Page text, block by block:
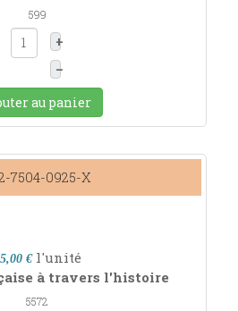
599
+
–
au panier
€ l'unité
à travers l'histoire
5572